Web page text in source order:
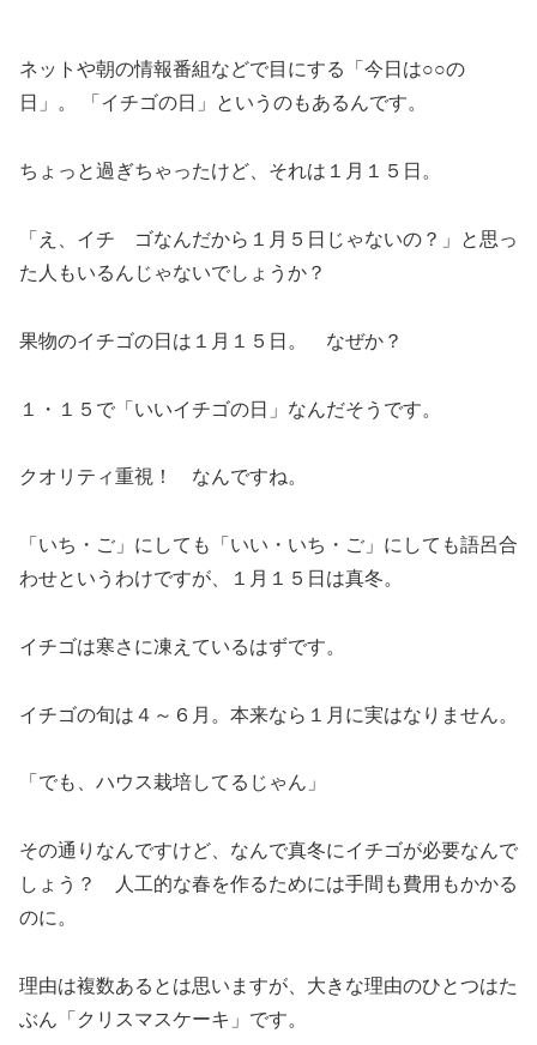
ネットや朝の情報番組などで目にする「今日は○○の
日」。 「イチゴの日」というのもあるんです。
ちょっと過ぎちゃったけど、それは１月１５日。
「え、イチ ゴなんだから１月５日じゃないの？」と思っ
た人もいるんじゃないでしょうか？
果物のイチゴの日は１月１５日。 なぜか？
１・１５で「いいイチゴの日」なんだそうです。
クオリティ重視！ なんですね。
「いち・ご」にしても「いい・いち・ご」にしても語呂合
わせというわけですが、１月１５日は真冬。
イチゴは寒さに凍えているはずです。
イチゴの旬は４～６月。本来なら１月に実はなりません。
「でも、ハウス栽培してるじゃん」
その通りなんですけど、なんで真冬にイチゴが必要なんで
しょう？ 人工的な春を作るためには手間も費用もかかる
のに。
理由は複数あるとは思いますが、大きな理由のひとつはた
ぶん「クリスマスケーキ」です。